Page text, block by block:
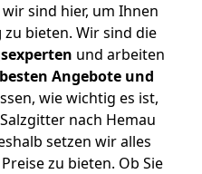
sind hier, um Ihnen
zu bieten. Wir sind die
und arbeiten
Angebote und
wie wichtig es ist,
nach Hemau
setzen wir alles
zu bieten. Ob Sie